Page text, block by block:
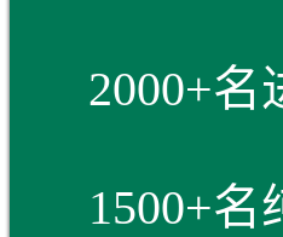
2000+名
1500+名